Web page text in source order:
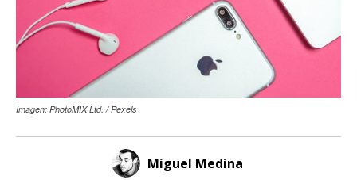
Imagen: PhotoMIX Ltd. / Pexels
Miguel Medina